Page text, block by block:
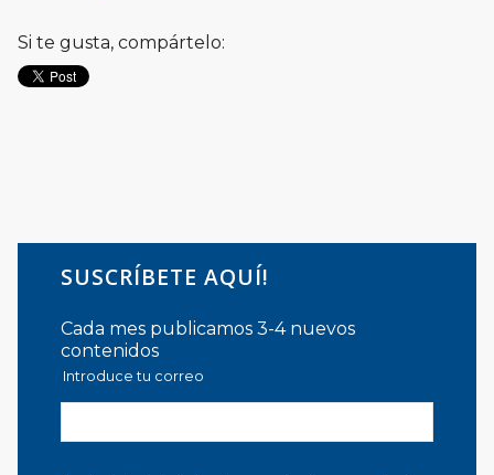
Si te gusta, compártelo:
SUSCRÍBETE AQUÍ!
Cada mes publicamos 3-4 nuevos
contenidos
Introduce tu correo